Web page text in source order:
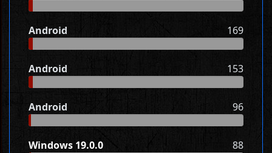
Android 169
Android 153
Android 96
Windows 19.0.0 88